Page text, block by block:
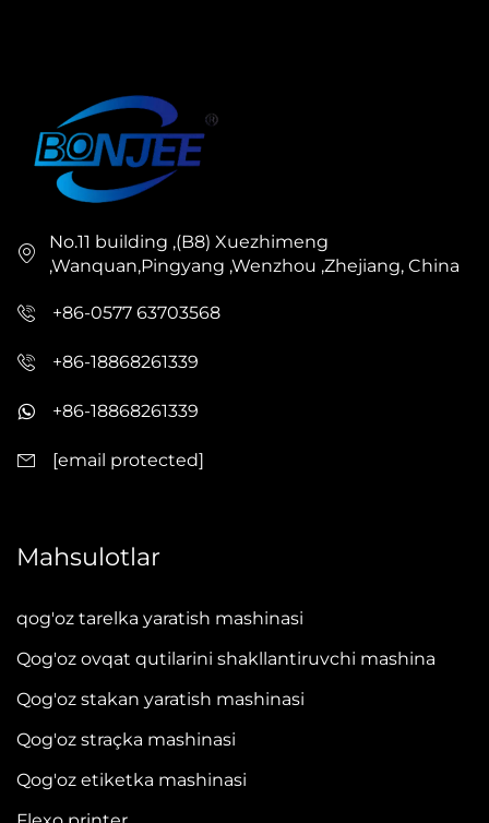
No.11 building ,(B8) Xuezhimeng
,Wanquan,Pingyang ,Wenzhou ,Zhejiang, China
+86-0577 63703568
+86-18868261339
+86-18868261339
[email protected]
Mahsulotlar
qog'oz tarelka yaratish mashinasi
Qog'oz ovqat qutilarini shakllantiruvchi mashina
Qog'oz stakan yaratish mashinasi
Qog'oz straçka mashinasi
Qog'oz etiketka mashinasi